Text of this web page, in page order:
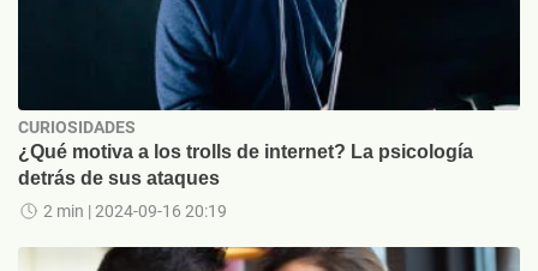
CURIOSIDADES
¿Qué motiva a los trolls de internet? La psicología
detrás de sus ataques
2 min | 2024-09-16 20:19